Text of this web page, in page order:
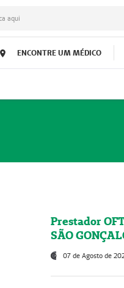
aqui
ENCONTRE UM MÉDICO
Prestador
SÃO
07 de Agosto de